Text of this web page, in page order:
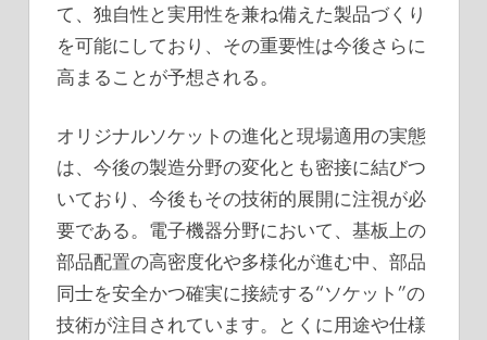
て、独自性と実用性を兼ね備えた製品づくり
を可能にしており、その重要性は今後さらに
高まることが予想される。
オリジナルソケットの進化と現場適用の実態
は、今後の製造分野の変化とも密接に結びつ
いており、今後もその技術的展開に注視が必
要である。電子機器分野において、基板上の
部品配置の高密度化や多様化が進む中、部品
同士を安全かつ確実に接続する“ソケット”の
技術が注目されています。とくに用途や仕様